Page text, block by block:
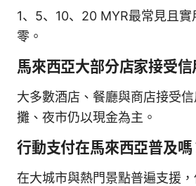
1、5、10、20 MYR最常見且
零。
馬來西亞大部分店家接受信
大多數酒店、餐廳與商店接受
攤、夜市仍以現金為主。
行動支付在馬來西亞普及嗎
在大城市與熱門景點普遍支援，